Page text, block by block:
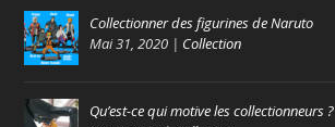
Collectionner des figurines de Naruto
Mai 31, 2020 | Collection
Qu’est-ce qui motive les collectionneurs ?